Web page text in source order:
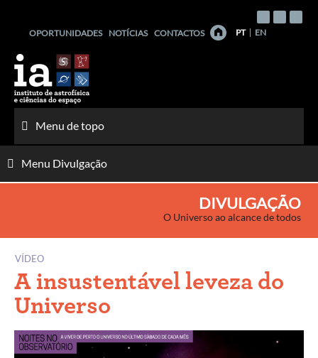
conteúdo
OPORTUNIDADES NOTÍCIAS CONTACTOS PT EN
Menu de topo
Menu Divulgação
DIVULGAÇÃO
O Universo ao alcance de todos
VÍDEO
A insustentável leveza do
Universo